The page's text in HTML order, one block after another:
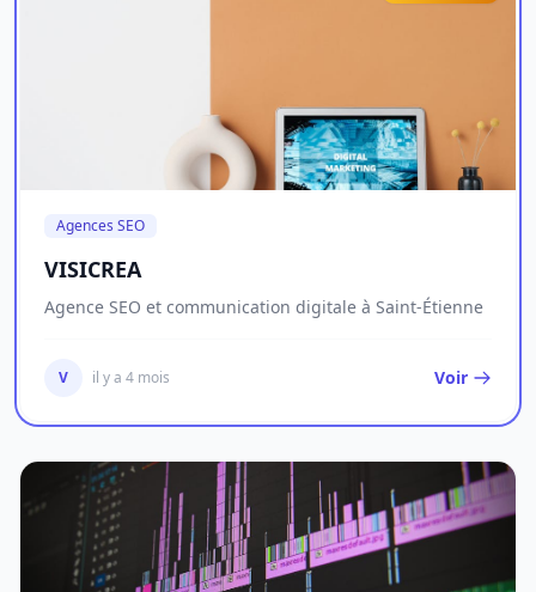
Agences SEO
VISICREA
Agence SEO et communication digitale à Saint-Étienne
V il y a 4 mois Voir